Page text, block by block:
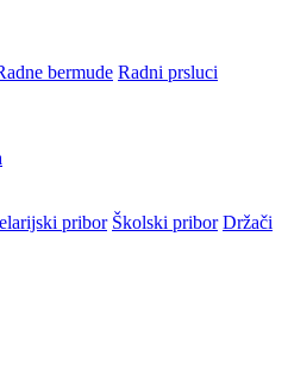
bermude Radni prsluci
pribor Školski pribor Držači